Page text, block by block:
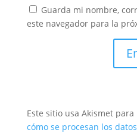
Guarda mi nombre,
este navegador para la
Este sitio usa Akismet
cómo se procesan los